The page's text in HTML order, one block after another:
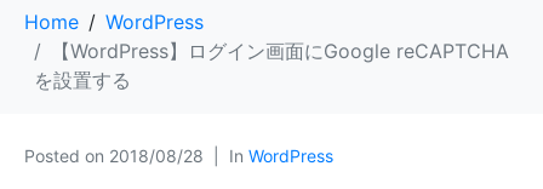
Home
WordPress
【WordPress】ログイン画面にGoogle reCAPTCHA
を設置する
Posted on 2018/08/28 In WordPress